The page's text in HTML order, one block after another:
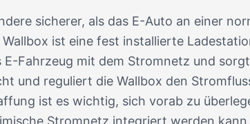
sicherer, als das E-Auto an einer
ist eine fest installierte
Fahrzeug mit dem Stromnetz und
und reguliert die Wallbox den
ist es wichtig, sich vorab zu
Stromnetz integriert werden kann.